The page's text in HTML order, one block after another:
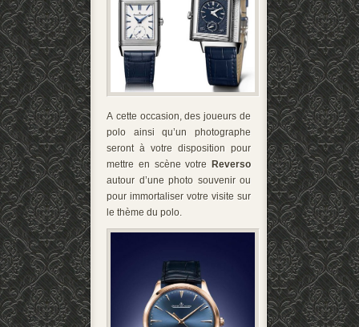
A cette occasion, des joueurs de
polo ainsi qu’un photographe
seront à votre disposition pour
mettre en scène votre
Reverso
autour d’une photo souvenir ou
pour immortaliser votre visite sur
le thème du polo.